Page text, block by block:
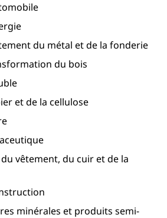
du métal et de la fonderie
du bois
et de la cellulose
vêtement, du cuir et de la
minérales et produits semi-